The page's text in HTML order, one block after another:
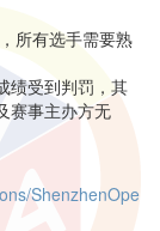
所有选手需要熟
绩受到判罚，其
赛事主办方无
ShenzhenOpe